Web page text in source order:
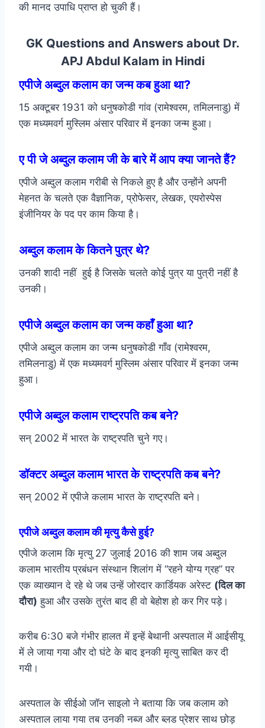
की मानद उपाधि प्राप्त हो चुकी हैं।
GK Questions and Answers about Dr.
APJ Abdul Kalam in Hindi
एपीजे अब्दुल कलाम का जन्म कब हुआ था?
15 अक्टूबर 1931 को धनुषकोडी गांव (रामेश्वरम, तमिलनाडु) में
एक मध्यमवर्ग मुस्लिम अंसार परिवार में इनका जन्म हुआ।
ए पी जे अब्दुल कलाम जी के बारे में आप क्या जानते हैं?
एपीजे अब्दुल कलाम गरीबी से निकले हुए है और उन्होंने अपनी
मेहनत के चलते एक वैज्ञानिक, प्रोफेसर, लेखक, एयरोस्पेस
इंजीनियर के पद पर काम किया है।
अब्दुल कलाम के कितने पुत्र थे?
उनकी शादी नहीं हुई है जिसके चलते कोई पुत्र या पुत्री नहीं है
उनकी।
एपीजे अब्दुल कलाम का जन्म कहाँ हुआ था?
एपीजे अब्दुल कलाम का जन्म धनुषकोडी गाँव (रामेश्वरम,
तमिलनाडु) में एक मध्यमवर्ग मुस्लिम अंसार परिवार में इनका जन्म
हुआ।
एपीजे अब्दुल कलाम राष्ट्रपति कब बने?
सन् 2002 में भारत के राष्ट्रपति चुने गए।
डॉक्टर अब्दुल कलाम भारत के राष्ट्रपति कब बने?
सन् 2002 में एपीजे कलाम भारत के राष्ट्रपति बने।
एपीजे अब्दुल कलाम की मृत्यु कैसे हुई?
एपीजे कलाम कि मृत्यु 27 जुलाई 2016 की शाम जब अब्दुल
कलाम भारतीय प्रबंधन संस्थान शिलांग में “रहने योग्य ग्रह” पर
एक व्याख्यान दे रहे थे जब उन्हें जोरदार कार्डियक अरेस्ट (दिल का
दौरा) हुआ और उसके तुरंत बाद ही वो बेहोश हो कर गिर पड़े।
करीब 6:30 बजे गंभीर हालत में इन्हें बेथानी अस्पताल में आईसीयू
में ले जाया गया और दो घंटे के बाद इनकी मृत्यु साबित कर दी
गयी।
अस्पताल के सीईओ जॉन साइलो ने बताया कि जब कलाम को
अस्पताल लाया गया तब उनकी नब्ज और ब्लड प्रेशर साथ छोड़